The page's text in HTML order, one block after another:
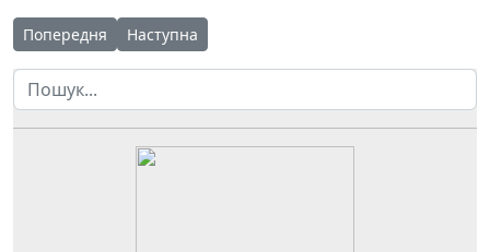
Попередня стаття: "Світ моїх захоплень"
Попередня Наступна стаття: Відбулася екскурсія
Наступна
Пошук